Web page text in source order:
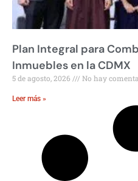
Plan Integral para
Inmuebles en la CDMX
5 de agosto, 2026 No hay
Leer más »